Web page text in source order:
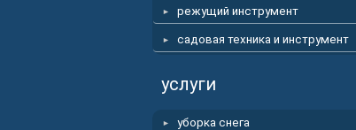
режущий инструмент
садовая техника и инструмент
услуги
уборка снега